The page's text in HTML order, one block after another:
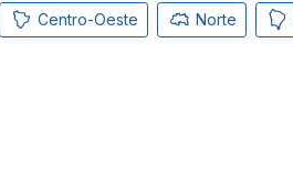
Centro-Oeste Norte